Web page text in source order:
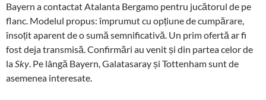
Bayern a contactat Atalanta Bergamo pentru jucătorul de pe
flanc. Modelul propus: împrumut cu opțiune de cumpărare,
însoțit aparent de o sumă semnificativă. Un prim ofertă ar fi
fost deja transmisă. Confirmări au venit și din partea celor de
laSky. Pe lângă Bayern, Galatasaray și Tottenham sunt de
asemenea interesate.